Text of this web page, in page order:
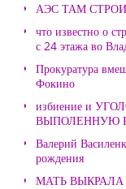
АЭС ТАМ
что известно о
с 24 этажа во
Прокуратура
Фокино
избиение и
ВЫПОЛЕННУЮ
Валерий
рождения
МАТЬ